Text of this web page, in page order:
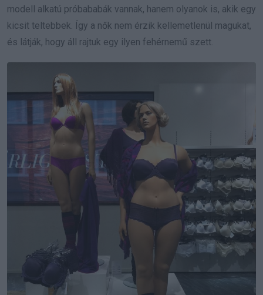
modell alkatú próbababák vannak, hanem olyanok is, akik egy
kicsit teltebbek. Így a nők nem érzik kellemetlenül magukat,
és látják, hogy áll rajtuk egy ilyen fehérnemű szett.